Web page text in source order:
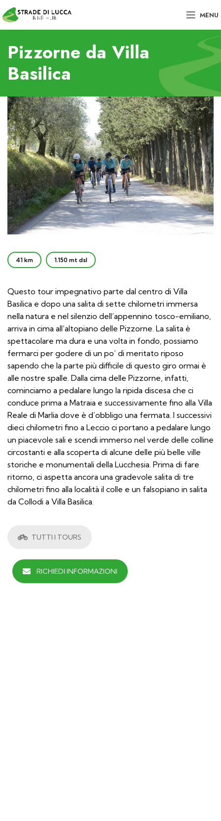
MENU
Pizzorne da Villa
Basilica
41 km 1.150 mt dsl
Questo tour impegnativo parte dal centro di Villa
Basilica e dopo una salita di sette chilometri immersa
nella natura e nel silenzio dell’appennino tosco-emiliano,
arriva in cima all’altopiano delle Pizzorne. La salita è
spettacolare ma dura e una volta in fondo, possiamo
fermarci per godere di un po’ di meritato riposo
sapendo che la parte più difficile di questo giro ormai è
alle nostre spalle. Dalla cima delle Pizzorne, infatti,
cominciamo a pedalare lungo la ripida discesa che ci
conduce prima a Matraia e successivamente fino alla Villa
Reale di Marlia dove è d’obbligo una fermata. I successivi
dieci chilometri fino a Leccio ci portano a pedalare lungo
un piacevole sali e scendi immerso nel verde delle colline
circostanti e alla scoperta di alcune delle più belle ville
storiche e monumentali della Lucchesia. Prima di fare
ritorno, ci aspetta ancora una gradevole salita di tre
chilometri fino alla località il colle e un falsopiano in salita
da Collodi a Villa Basilica.
TUTTI I TOURS
RICHIEDI INFORMAZIONI